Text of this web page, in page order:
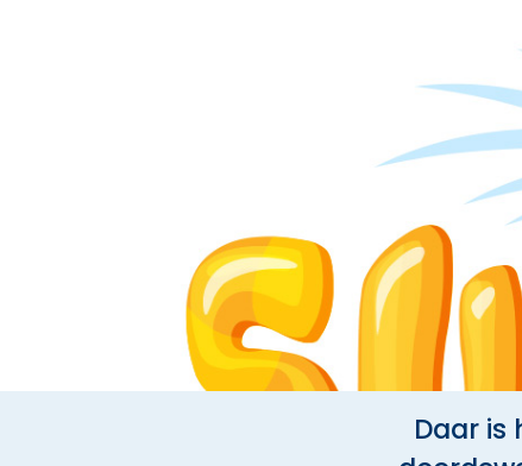
Daar is